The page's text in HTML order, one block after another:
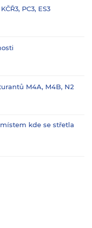
PC3, ES3
M4A, M4B, N2
kde se střetla